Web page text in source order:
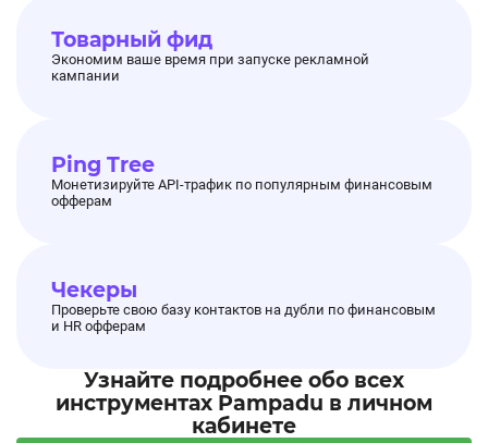
Товарный фид
Экономим ваше время при запуске рекламной
кампании
Ping Tree
Монетизируйте API-трафик по популярным финансовым
офферам
Чекеры
Проверьте свою базу контактов на дубли по финансовым
и HR офферам
Узнайте подробнее обо всех
инструментах Pampadu в личном
кабинете